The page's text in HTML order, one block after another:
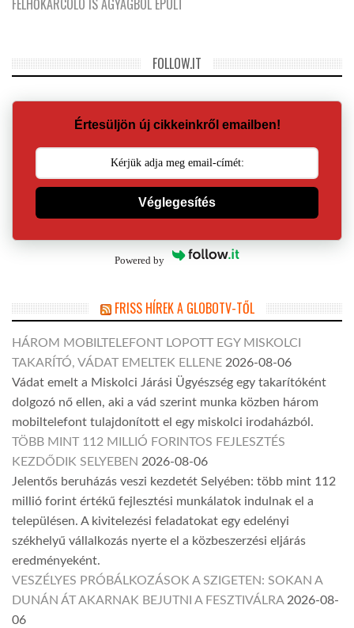
FELHŐKARCOLÓ IS AGYAGBÓL ÉPÜLT
FOLLOW.IT
Értesüljön új cikkeinkről emailben!
Véglegesítés
Powered by
FRISS HÍREK A GLOBOTV-TŐL
HÁROM MOBILTELEFONT LOPOTT EGY MISKOLCI
TAKARÍTÓ, VÁDAT EMELTEK ELLENE 2026-08-06
Vádat emelt a Miskolci Járási Ügyészség egy takarítóként
dolgozó nő ellen, aki a vád szerint munka közben három
mobiltelefont tulajdonított el egy miskolci irodaházból.
TÖBB MINT 112 MILLIÓ FORINTOS FEJLESZTÉS
KEZDŐDIK SELYEBEN 2026-08-06
Jelentős beruházás veszi kezdetét Selyében: több mint 112
millió forint értékű fejlesztési munkálatok indulnak el a
településen. A kivitelezési feladatokat egy edelényi
székhelyű vállalkozás nyerte el a közbeszerzési eljárás
eredményeként.
VESZÉLYES PRÓBÁLKOZÁSOK A SZIGETEN: SOKAN A
DUNÁN ÁT AKARNAK BEJUTNI A FESZTIVÁLRA 2026-08-
06